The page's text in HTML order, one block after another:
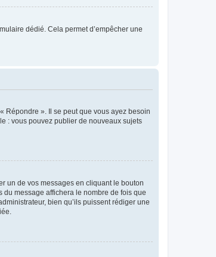
dédié. Cela permet d’empêcher une
Répondre ». Il se peut que vous ayez besoin
: vous pouvez publier de nouveaux sujets
un de vos messages en cliquant le bouton
message affichera le nombre de fois que
bien qu’ils puissent rédiger une